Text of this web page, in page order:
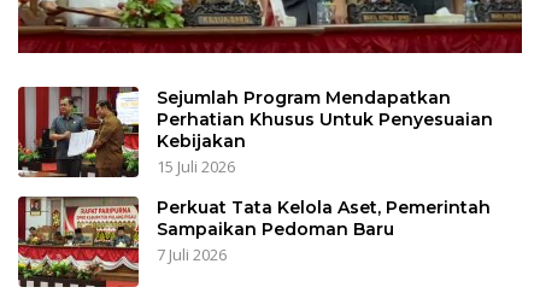
Sejumlah Program Mendapatkan
Perhatian Khusus Untuk Penyesuaian
Kebijakan
15 Juli 2026
Perkuat Tata Kelola Aset, Pemerintah
Sampaikan Pedoman Baru
7 Juli 2026